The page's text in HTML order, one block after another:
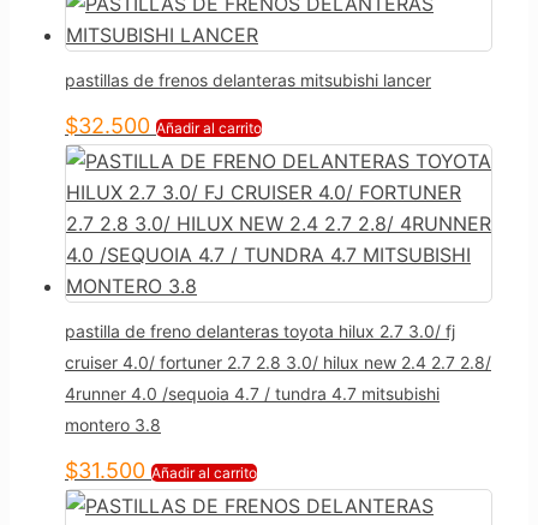
pastillas de frenos delanteras mitsubishi lancer
$32.500 Añadir al carrito
pastilla de freno delanteras toyota hilux 2.7 3.0/ fj
cruiser 4.0/ fortuner 2.7 2.8 3.0/ hilux new 2.4 2.7 2.8/
4runner 4.0 /sequoia 4.7 / tundra 4.7 mitsubishi
montero 3.8
$31.500 Añadir al carrito